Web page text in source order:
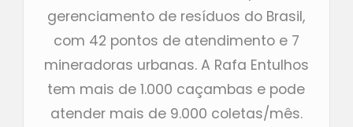
gerenciamento de resíduos do Brasil,
com 42 pontos de atendimento e 7
mineradoras urbanas. A Rafa Entulhos
tem mais de 1.000 caçambas e pode
atender mais de 9.000 coletas/mês.